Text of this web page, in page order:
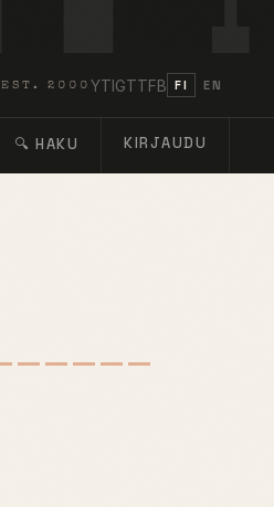
EST. 2000 YTIGTTFB FI EN
🔍 HAKU KIRJAUDU